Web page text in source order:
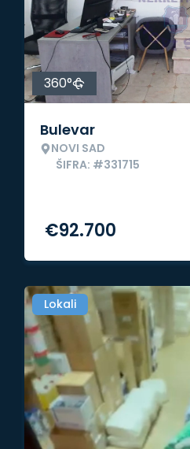
360°
Bulevar
NOVI SAD
ŠIFRA: #331715
€92.700
Lokali